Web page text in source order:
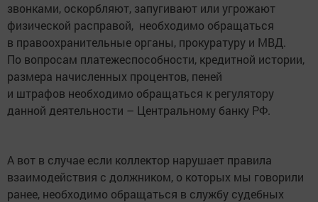
звонками, оскорбляют, запугивают или угрожают
физической расправой, необходимо обращаться
в правоохранительные органы, прокуратуру и МВД.
По вопросам платежеспособности, кредитной истории,
размера начисленных процентов, пеней
и штрафов необходимо обращаться к регулятору
данной деятельности – Центральному банку РФ.
А вот в случае если коллектор нарушает правила
взаимодействия с должником, о которых мы говорили
ранее, необходимо обращаться в службу судебных